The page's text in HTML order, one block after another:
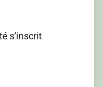
s’inscrit